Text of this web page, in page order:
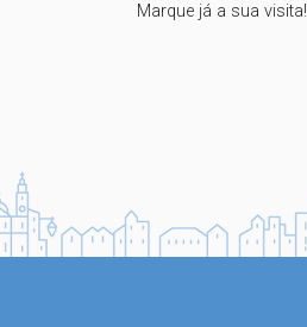
Marque já a sua visita!